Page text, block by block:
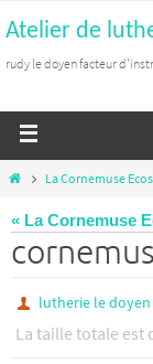
Atelier de
rudy le doyen facteur
La Cornemuse
« La Cornemuse
lutherie le
La taille totale est